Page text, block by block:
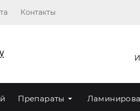
Контакты
Препараты